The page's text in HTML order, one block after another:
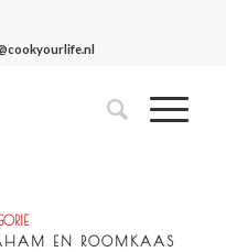
EN ROOMKAAS